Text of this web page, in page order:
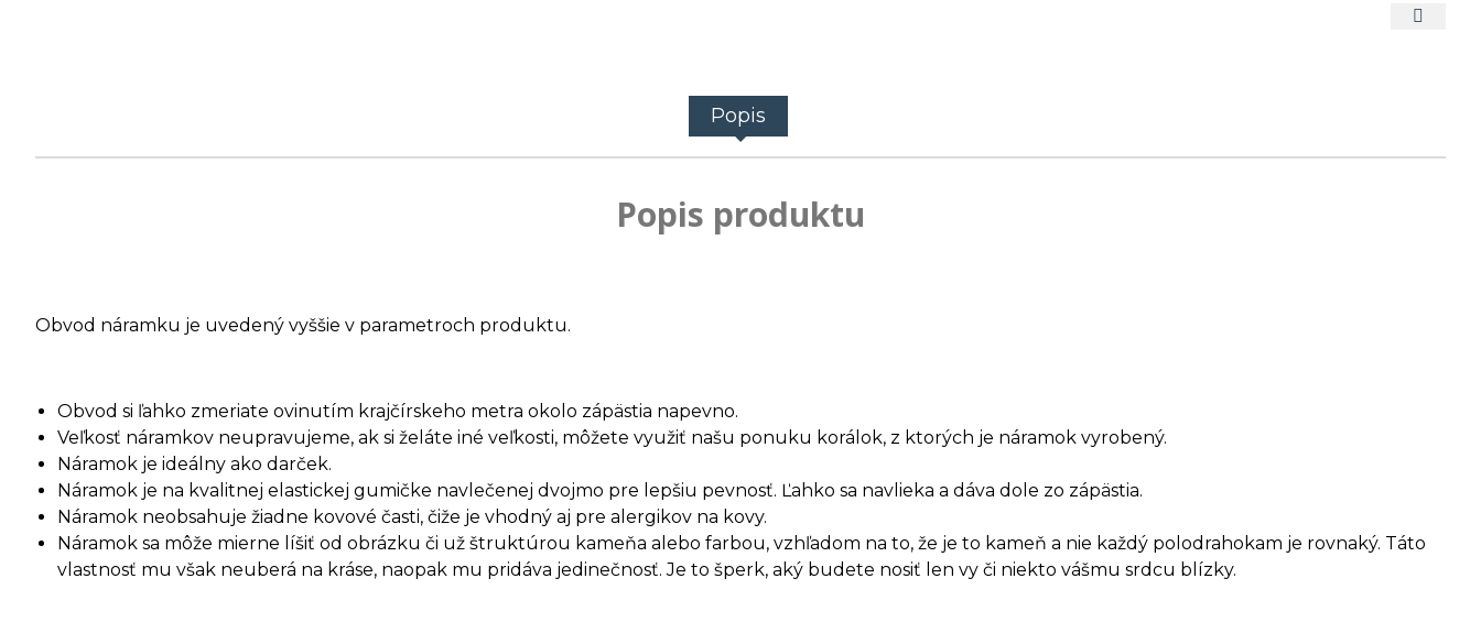
Popis
Popis produktu
Obvod náramku je uvedený vyššie v parametroch produktu.
Obvod si ľahko zmeriate ovinutím krajčírskeho metra okolo zápästia napevno.
Veľkosť náramkov neupravujeme, ak si želáte iné veľkosti, môžete využiť našu ponuku korálok, z ktorých je náramok vyrobený.
Náramok je ideálny ako darček.
Náramok je na kvalitnej elastickej gumičke navlečenej dvojmo pre lepšiu pevnosť. Ľahko sa navlieka a dáva dole zo zápästia.
Náramok neobsahuje žiadne kovové časti, čiže je vhodný aj pre alergikov na kovy.
Náramok sa môže mierne líšiť od obrázku či už štruktúrou kameňa alebo farbou, vzhľadom na to, že je to kameň a nie každý polodrahokam je rovnaký. Táto
vlastnosť mu však neuberá na kráse, naopak mu pridáva jedinečnosť. Je to šperk, aký budete nosiť len vy či niekto vášmu srdcu blízky.